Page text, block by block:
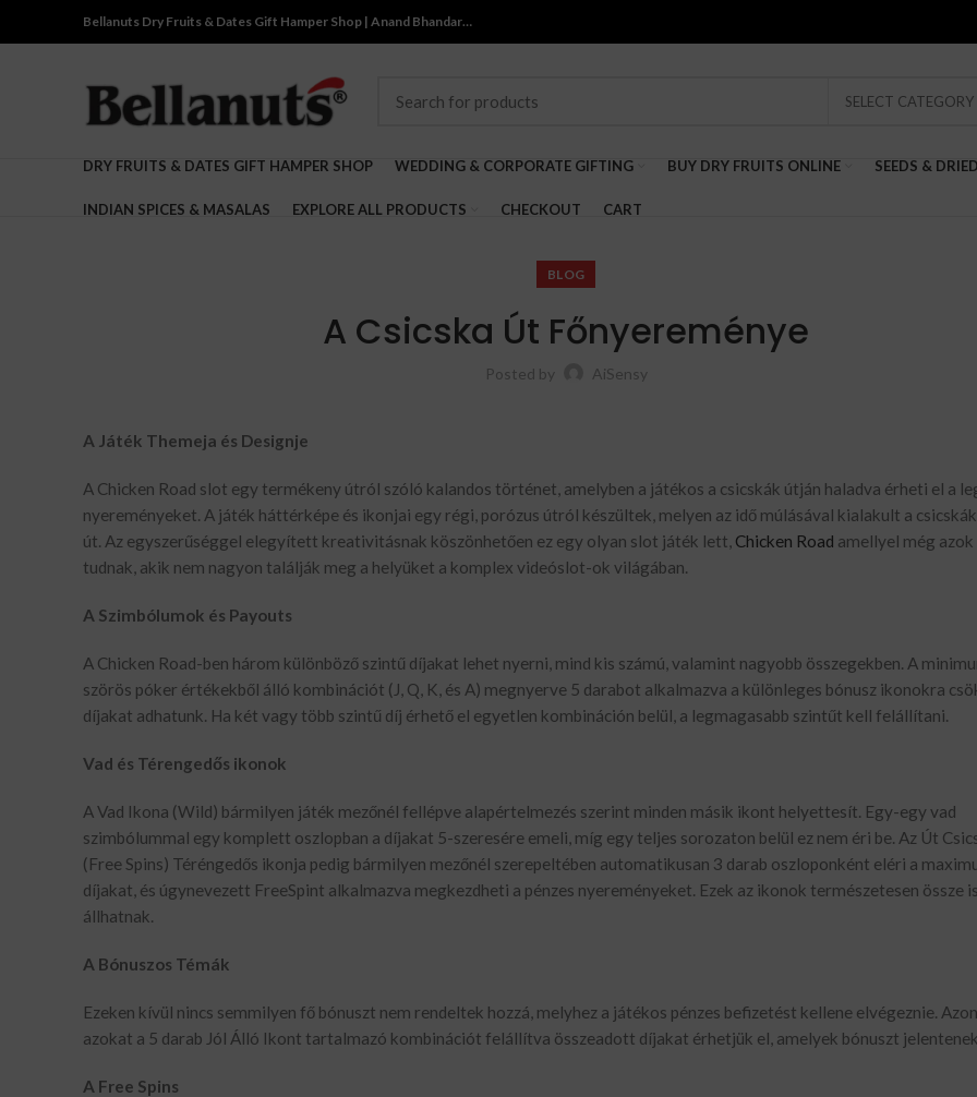
Bellanuts Dry Fruits & Dates Gift Hamper Shop | Anand Bhandar…
SELECT CATEGORY
DRY FRUITS & DATES GIFT HAMPER SHOP WEDDING & CORPORATE GIFTING BUY DRY FRUITS ONLINE SEEDS &
INDIAN SPICES & MASALAS EXPLORE ALL PRODUCTS CHECKOUT CART
BLOG
A Csicska Út Főnyereménye
Posted by AiSensy
A Játék Themeja és Designje
A Chicken Road slot egy termékeny útról szóló kalandos történet, amelyben a játékos a csicskák útján haladva érheti el a
nyereményeket. A játék háttérképe és ikonjai egy régi, porózus útról készültek, melyen az idő múlásával kialakult a
út. Az egyszerűséggel elegyített kreativitásnak köszönhetően ez egy olyan slot játék lett, Chicken Road amellyel még azok
tudnak, akik nem nagyon találják meg a helyüket a komplex videóslot-ok világában.
A Szimbólumok és Payouts
A Chicken Road-ben három különböző szintű díjakat lehet nyerni, mind kis számú, valamint nagyobb összegekben. A
szörös póker értékekből álló kombinációt (J, Q, K, és A) megnyerve 5 darabot alkalmazva a különleges bónusz ikonokra
díjakat adhatunk. Ha két vagy több szintű díj érhető el egyetlen kombináción belül, a legmagasabb szintűt kell felállítani.
Vad és Térengedős ikonok
A Vad Ikona (Wild) bármilyen játék mezőnél fellépve alapértelmezés szerint minden másik ikont helyettesít. Egy-egy vad
szimbólummal egy komplett oszlopban a díjakat 5-szeresére emeli, míg egy teljes sorozaton belül ez nem éri be. Az Út
(Free Spins) Téréngedős ikonja pedig bármilyen mezőnél szerepeltében automatikusan 3 darab oszloponként eléri a
díjakat, és úgynevezett FreeSpint alkalmazva megkezdheti a pénzes nyereményeket. Ezek az ikonok természetesen össze is
állhatnak.
A Bónuszos Témák
Ezeken kívül nincs semmilyen fő bónuszt nem rendeltek hozzá, melyhez a játékos pénzes befizetést kellene elvégeznie.
azokat a 5 darab Jól Álló Ikont tartalmazó kombinációt felállítva összeadott díjakat érhetjük el, amelyek bónuszt
A Free Spins